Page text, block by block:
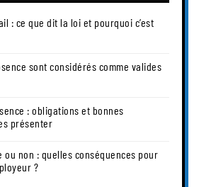
: ce que dit la loi et pourquoi c’est
sont considérés comme valides
: obligations et bonnes
présenter
ou non : quelles conséquences pour
?